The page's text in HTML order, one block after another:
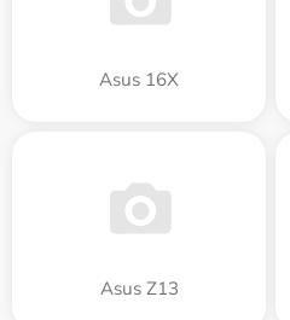
Asus 16X
Asus Z13